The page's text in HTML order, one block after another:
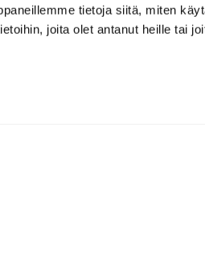
tietoja siitä, miten
joita olet antanut heille tai